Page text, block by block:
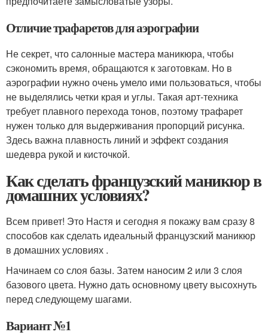
Отличие трафаретов для аэрографии
Не секрет, что салонные мастера маникюра, чтобы
сэкономить время, обращаются к заготовкам. Но в
аэрографии нужно очень умело ими пользоваться, чтобы
не выделялись четки края и углы. Такая арт-техника
требует плавного перехода тонов, поэтому трафарет
нужен только для выдерживания пропорций рисунка.
Здесь важна плавность линий и эффект создания
шедевра рукой и кисточкой.
Как сделать французский маникюр в
домашних условиях?
Всем привет! Это Настя и сегодня я покажу вам сразу 8
способов как сделать идеальный французский маникюр
в домашних условиях .
Начинаем со слоя базы. Затем наносим 2 или 3 слоя
базового цвета. Нужно дать основному цвету высохнуть
перед следующему шагами.
Вариант №1